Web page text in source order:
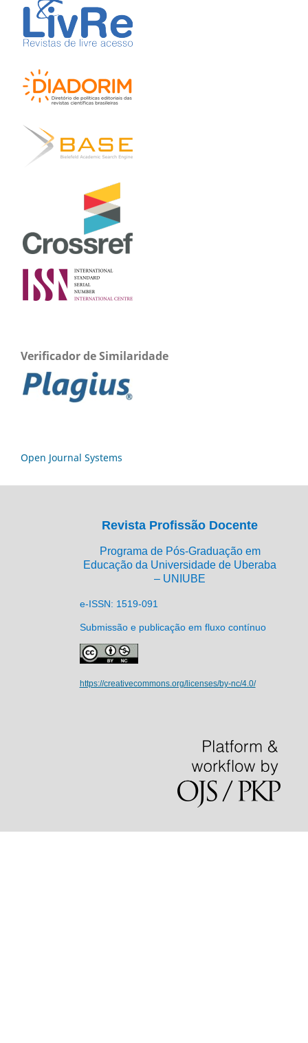
Verificador de Similaridade
Open Journal Systems
Revista Profissão Docente
Programa de Pós-Graduação em
Educação da Universidade de Uberaba
– UNIUBE
e-ISSN: 1519-091
Submissão e publicação em fluxo contínuo
https://creativecommons.org/licenses/by-nc/4.0/